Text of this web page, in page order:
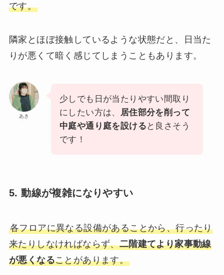
です。
隣家とほぼ接触しているような状態だと、日当た
りが悪くて暗く感じてしまうこともあります。
あき
少しでも日が当たりやすい間取り
にしたい方は、 居住部分を削って
中庭や通り庭を設ける と良さそう
です！
5. 動線が複雑になりやすい
各フロアに異なる設備があることから、行ったり
来たりしなければならず、二階建てより家事動線
が悪くなることがあります。